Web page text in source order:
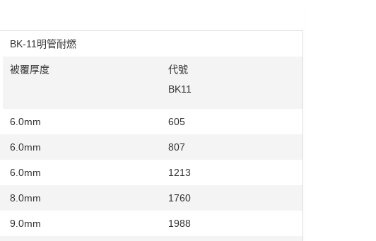
BK-11明管耐燃
被覆厚度
代號
BK11
6.0mm 605
6.0mm 807
6.0mm 1213
8.0mm 1760
9.0mm 1988